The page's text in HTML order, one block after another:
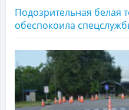
Подозрительная белая
обеспокоила